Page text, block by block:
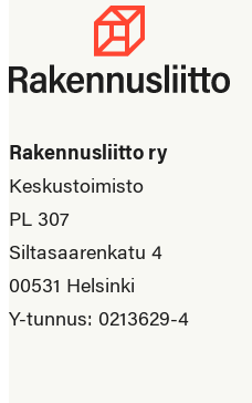
Rakennusliitto ry
Keskustoimisto
PL 307
Siltasaarenkatu 4
00531 Helsinki
Y-tunnus: 0213629-4